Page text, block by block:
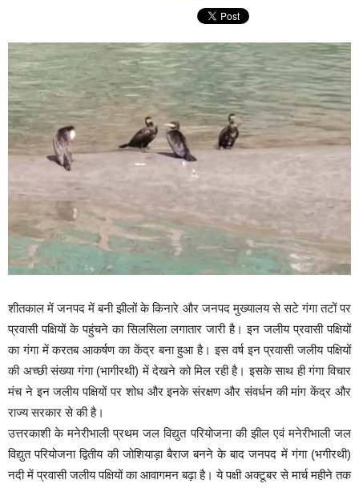
शीतकाल में जनपद में बनी झीलों के किनारे और जनपद मुख्यालय से सटे गंगा तटों पर
प्रवासी पक्षियों के पहुंचने का सिलसिला लगातार जारी है। इन जलीय प्रवासी पक्षियों
का गंगा में करतब आकर्षण का केंद्र बना हुआ है। इस वर्ष इन प्रवासी जलीय पक्षियों
की अच्छी संख्या गंगा (भागीरथी) में देखने को मिल रही है। इसके साथ ही गंगा विचार
मंच ने इन जलीय पक्षियों पर शोध और इनके संरक्षण और संवर्धन की मांग केंद्र और
राज्य सरकार से की है।
उत्तरकाशी के मनेरीभाली प्रथम जल विद्युत परियोजना की झील एवं मनेरीभाली जल
विद्युत परियोजना द्वितीय की जोशियाड़ा बैराज बनने के बाद जनपद में गंगा (भगीरथी)
नदी में प्रवासी जलीय पक्षियों का आवागमन बढ़ा है। ये पक्षी अक्टूबर से मार्च महीने तक